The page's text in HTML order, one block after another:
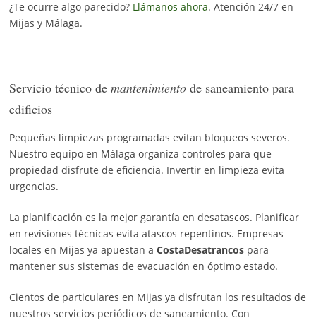
¿Te ocurre algo parecido? Llámanos ahora. Atención 24/7 en
Mijas y Málaga.
Servicio técnico de mantenimientode saneamiento para
edificios
Pequeñas limpiezas programadas evitan bloqueos severos.
Nuestro equipo en Málaga organiza controles para que
propiedad disfrute de eficiencia. Invertir en limpieza evita
urgencias.
La planificación es la mejor garantía en desatascos. Planificar
en revisiones técnicas evita atascos repentinos. Empresas
locales en Mijas ya apuestan a CostaDesatrancospara
mantener sus sistemas de evacuación en óptimo estado.
Cientos de particulares en Mijas ya disfrutan los resultados de
nuestros servicios periódicos de saneamiento. Con